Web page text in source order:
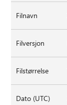
Filnavn
Filversjon
Filstørrelse
Dato (UTC)